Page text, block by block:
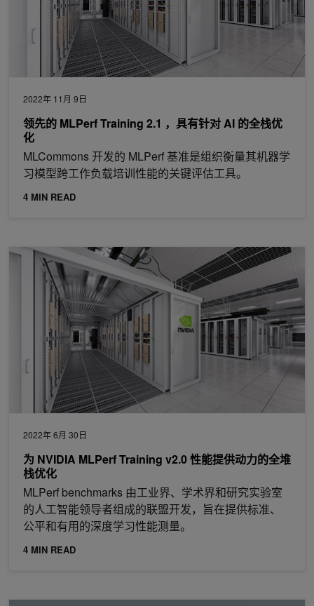
2022年 11月 9日
领先的 MLPerf Training 2.1 ，具有针对 AI 的全栈优
化
MLCommons 开发的 MLPerf 基准是组织衡量其机器学
习模型跨工作负载培训性能的关键评估工具。
4 MIN READ
2022年 6月 30日
为 NVIDIA MLPerf Training v2.0 性能提供动力的全堆
栈优化
MLPerf benchmarks 由工业界、学术界和研究实验室
的人工智能领导者组成的联盟开发，旨在提供标准、
公平和有用的深度学习性能测量。
4 MIN READ
为 NVIDIA MLPerf Training v2.0 性能提供动力的全堆栈优化